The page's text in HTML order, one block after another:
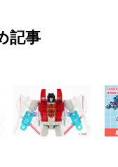
記事